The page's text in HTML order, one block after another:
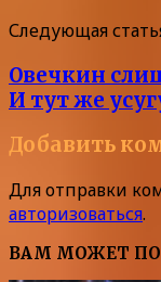
Следующая
Овечкин
И тут же
Добавить
Для отправки
авторизоваться.
ВАМ МОЖЕТ